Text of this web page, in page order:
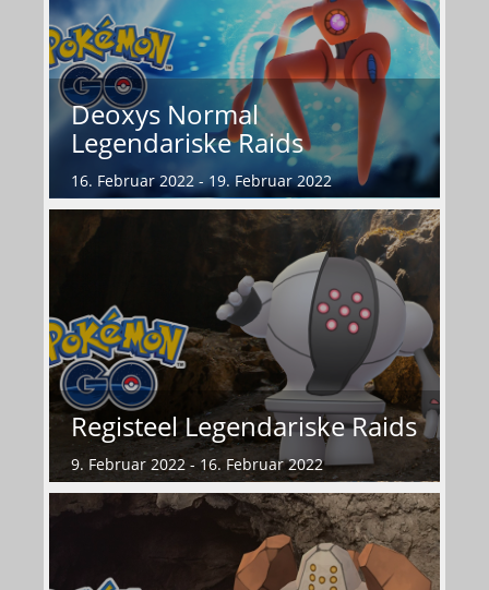
Deoxys Normal
Legendariske Raids
16. Februar 2022 - 19. Februar 2022
Registeel Legendariske Raids
9. Februar 2022 - 16. Februar 2022